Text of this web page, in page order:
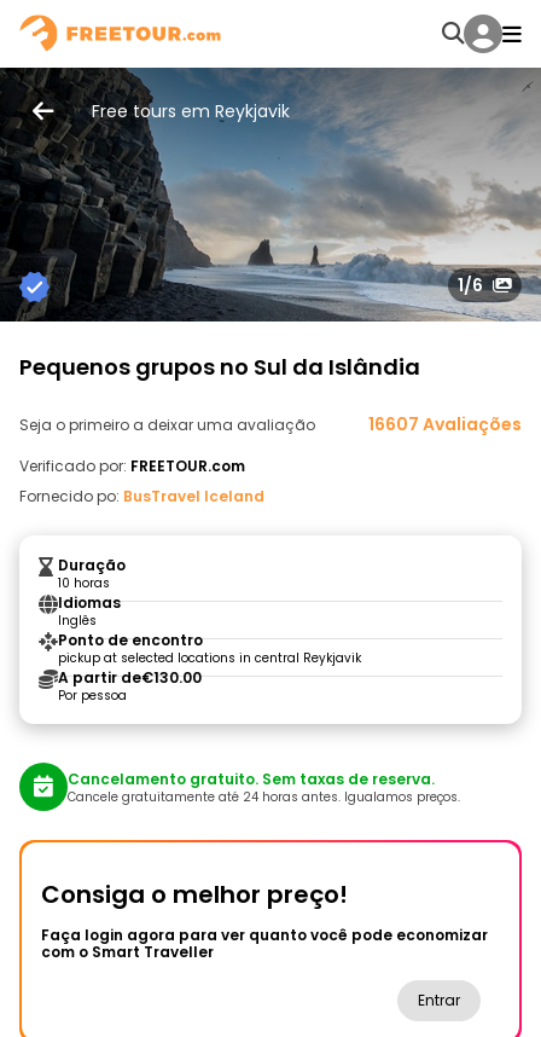
Free tours em Reykjavik
1/6
Pequenos grupos no Sul da Islândia
Seja o primeiro a deixar uma avaliação 16607 Avaliações
Verificado por: FREETOUR.com
Fornecido po: BusTravel Iceland
Duração
10 horas
Idiomas
Inglês
Ponto de encontro
pickup at selected locations in central Reykjavik
A partir de€130.00
Por pessoa
Cancelamento gratuito. Sem taxas de reserva.
Cancele gratuitamente até 24 horas antes. Igualamos preços.
Consiga o melhor preço!
Faça login agora para ver quanto você pode economizar
com o Smart Traveller
Entrar